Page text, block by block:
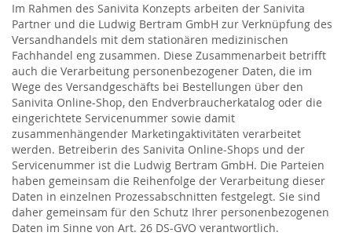
Im Rahmen des Sanivita Konzepts arbeiten der Sanivita
Partner und die Ludwig Bertram GmbH zur Verknüpfung des
Versandhandels mit dem stationären medizinischen
Fachhandel eng zusammen. Diese Zusammenarbeit betrifft
auch die Verarbeitung personenbezogener Daten, die im
Wege des Versandgeschäfts bei Bestellungen über den
Sanivita Online-Shop, den Endverbraucherkatalog oder die
eingerichtete Servicenummer sowie damit
zusammenhängender Marketingaktivitäten verarbeitet
werden. Betreiberin des Sanivita Online-Shops und der
Servicenummer ist die Ludwig Bertram GmbH. Die Parteien
haben gemeinsam die Reihenfolge der Verarbeitung dieser
Daten in einzelnen Prozessabschnitten festgelegt. Sie sind
daher gemeinsam für den Schutz Ihrer personenbezogenen
Daten im Sinne von Art. 26 DS-GVO verantwortlich.